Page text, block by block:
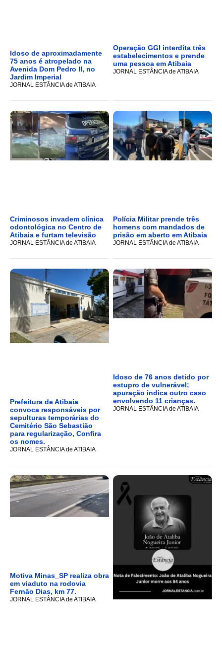
Idoso de aproximadamente
75 anos é atropelado na
Avenida Dom Pedro II, no
Jardim Imperial
JORNAL ESTÂNCIA de ATIBAIA
Operação GGI interdita três
estabelecimentos e prende
uma pessoa em Atibaia
JORNAL ESTÂNCIA de ATIBAIA
Criminosos invadem clínica
odontológica no Centro de
Atibaia e furtam televisão
JORNAL ESTÂNCIA de ATIBAIA
Polícia Militar prende três
homens com mandados de
prisão em aberto em Atibaia
JORNAL ESTÂNCIA de ATIBAIA
Prefeitura de Atibaia
convoca responsáveis por
sepulturas temporárias do
Cemitério São Sebastião
para regularização, Confira
os nomes.
JORNAL ESTÂNCIA de ATIBAIA
Idoso de 76 anos detido por
estupro de vulnerável;
apuração indica outro caso
envolvendo 11 crianças.
JORNAL ESTÂNCIA de ATIBAIA
Motiva Minas_SP realiza obra
em viaduto na rodovia
Fernão Dias, km 77.
JORNAL ESTÂNCIA de ATIBAIA